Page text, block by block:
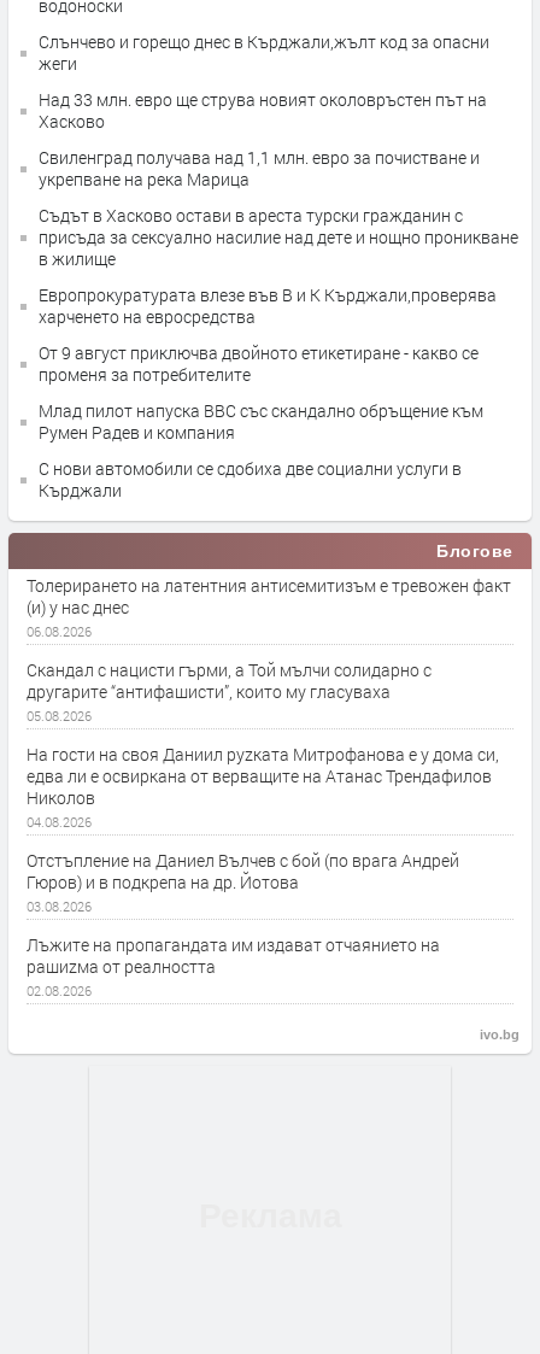
водоноски
Слънчево и горещо днес в Кърджали,жълт код за опасни
жеги
Над 33 млн. евро ще струва новият околовръстен път на
Хасково
Свиленград получава над 1,1 млн. евро за почистване и
укрепване на река Марица
Съдът в Хасково остави в ареста турски гражданин с
присъда за сексуално насилие над дете и нощно проникване
в жилище
Европрокуратурата влезе във В и К Кърджали,проверява
харченето на евросредства
От 9 август приключва двойното етикетиране - какво се
променя за потребителите
Млад пилот напуска ВВС със скандално обръщение към
Румен Радев и компания
С нови автомобили се сдобиха две социални услуги в
Кърджали
Блогове
Толерирането на латентния антисемитизъм е тревожен факт
(и) у нас днес
06.08.2026
Скандал с нацисти гърми, а Той мълчи солидарно с
другарите “антифашисти”, които му гласуваха
05.08.2026
На гости на своя Даниил руzката Митрофанова е у дома си,
едва ли е освиркана от верващите на Атанас Трендафилов
Николов
04.08.2026
Отстъпление на Даниел Вълчев с бой (по врага Андрей
Гюров) и в подкрепа на др. Йотова
03.08.2026
Лъжите на пропагандата им издават отчаянието на
рашиzма от реалността
02.08.2026
ivo.bg